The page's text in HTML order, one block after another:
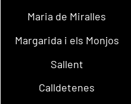
Maria de Miralles
Margarida i els Monjos
Sallent
Calldetenes